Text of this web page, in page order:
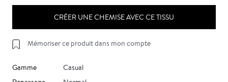
CRÉER UNE CHEMISE AVEC CE TISSU
Mémoriser ce produit dans mon compte
Gamme
Casual